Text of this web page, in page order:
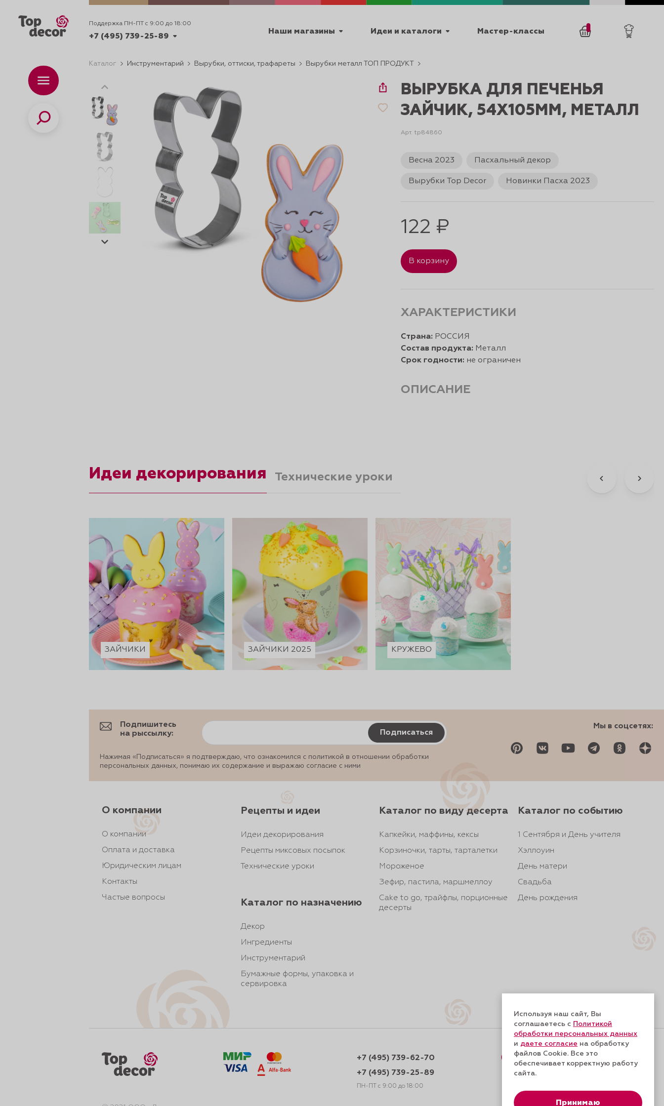
Поддержка ПН-ПТ с 9:00 до 18:00
+7 (495) 739-25-89
+7 (495) 739-25-89
ПН-ПТ с 9:00 до 18:00
Наши магазины Идеи и каталоги
ИДЕИ
ДЕКОРИРОВАНИЯ
ТЕХНИЧЕСКИЕ
УРОКИ ПАСХА 2025 КАТАЛОГИ
Мастер-классы
Каталог
Поиск
Каталог Инструментарий Вырубки, оттиски, трафареты Вырубки металл ТОП ПРОДУКТ
ВЫРУБКА ДЛЯ ПЕЧЕНЬЯ
ЗАЙЧИК, 54Х105ММ, МЕТАЛЛ
Арт. tp84860
Весна 2023 Пасхальный декор
Вырубки Top Decor Новинки Пасха 2023
122 ₽
В корзину
ОПИСАНИЕ
ХАРАКТЕРИСТИКИ
Страна: РОССИЯ
Состав продукта: Металл
Срок годности: не ограничен
Идеи декорирования Технические уроки
ЗАЙЧИКИ ЗАЙЧИКИ 2025 КРУЖЕВО
Подпишитесь
на рыссылку:
Подписаться
Нажимая «Подписаться» я подтверждаю, что ознакомился с политикой в отношении обработки
персональных данных, понимаю их содержание и выражаю согласие с ними
Мы в соцсетях:
О компании
О компании
Оплата и доставка
Юридическим лицам
Контакты
Частые вопросы
Рецепты и идеи
Идеи декорирования
Рецепты миксовых посыпок
Технические уроки
Каталог по назначению
Декор
Ингредиенты
Инструментарий
Бумажные формы, упаковка и
сервировка
Каталог по виду десерта
Капкейки, маффины, кексы
Корзиночки, тарты, тарталетки
Мороженое
Зефир, пастила, маршмеллоу
Cake to go, трайфлы, порционные
десерты
Каталог по событию
1 Сентября и День учителя
Хэллоуин
День матери
Свадьба
День рождения
+7 (495) 739-62-70
+7 (495) 739-25-89
ПН-ПТ с 9:00 до 18:00
Форма обратной связи
Используя наш сайт, Вы
соглашаетесь с Политикой
обработки персональных данных
и даете согласие на обработку
файлов Cookie. Все это
обеспечивает корректную работу
сайта.
Принимаю